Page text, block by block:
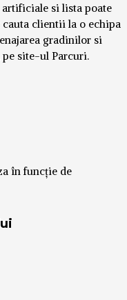
si lista poate
cauta clientii la o echipa
gradinilor si
site-ul Parcuri.
în funcție de